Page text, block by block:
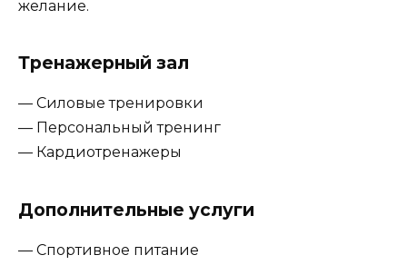
желание.
Тренажерный зал
— Силовые тренировки
— Персональный тренинг
— Кардиотренажеры
Дополнительные услуги
— Спортивное питание